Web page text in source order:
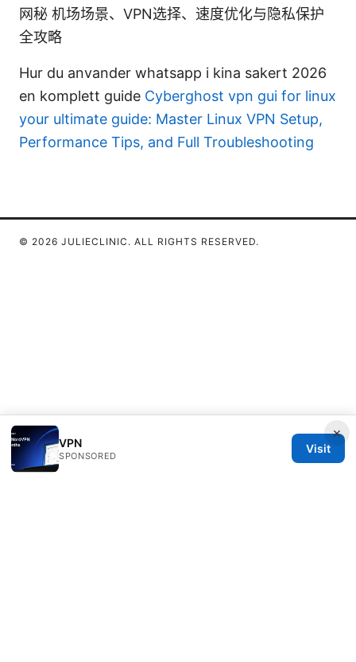
网秘 机场场景、VPN选择、速度优化与隐私保护
全攻略
Hur du anvander whatsapp i kina sakert 2026
en komplett guide Cyberghost vpn gui for linux
your ultimate guide: Master Linux VPN Setup,
Performance Tips, and Full Troubleshooting
×
VPN
SPONSORED
Visit
© 2026 JULIECLINIC. ALL RIGHTS RESERVED.